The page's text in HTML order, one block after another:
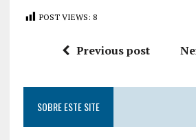
POST VIEWS: 8
Previous post
SOBRE ESTE SITE